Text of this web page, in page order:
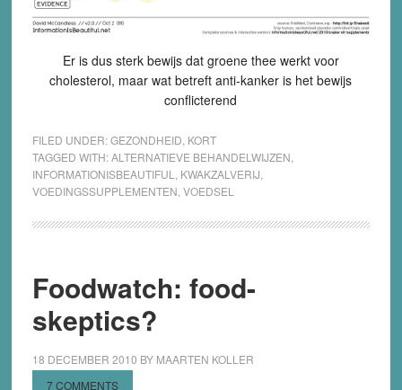
Er is dus sterk bewijs dat groene thee werkt voor
cholesterol, maar wat betreft anti-kanker is het bewijs
conflicterend
FILED UNDER:GEZONDHEID KORT
TAGGED WITH:ALTERNATIEVE BEHANDELWIJZEN
INFORMATIONISBEAUTIFUL
KWAKZALVERIJ
VOEDINGSSUPPLEMENTEN VOEDSEL
Foodwatch: food-
skeptics?
18 DECEMBER 2010 BY MAARTEN KOLLER
7 COMMENTS